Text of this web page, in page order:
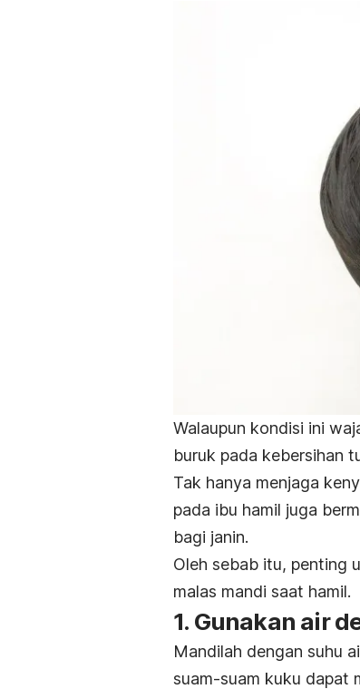
Walaupun kondisi ini
buruk pada kebersihan
Tak hanya menjaga
pada ibu hamil juga
bagi janin.
Oleh sebab itu, penting
malas mandi saat hamil.
1. Gunakan air
Mandilah dengan suhu
suam-suam kuku dapat